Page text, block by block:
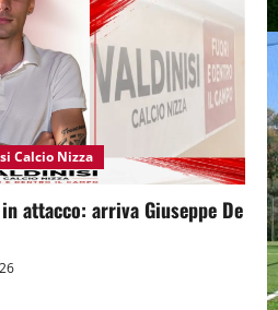
Calcio Nizza
attacco: arriva Giuseppe De